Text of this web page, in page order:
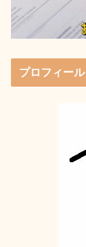
プロフィール